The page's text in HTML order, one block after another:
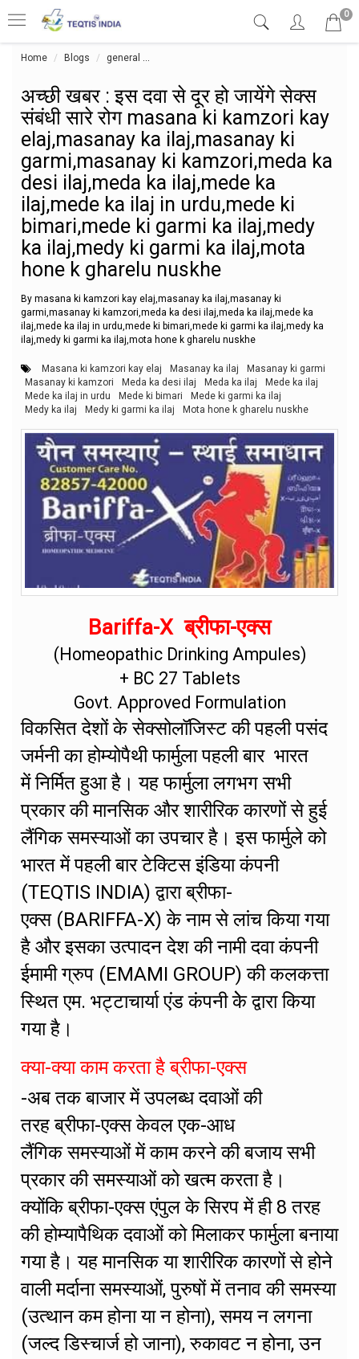
0
Home Blogs general
अच्छी खबर : इस दवा से दूर हो जायेंगे सेक्स
संबंधी सारे रोग masana ki kamzori kay
elaj,masanay ka ilaj,masanay ki
garmi,masanay ki kamzori,meda ka
desi ilaj,meda ka ilaj,mede ka
ilaj,mede ka ilaj in urdu,mede ki
bimari,mede ki garmi ka ilaj,medy
ka ilaj,medy ki garmi ka ilaj,mota
hone k gharelu nuskhe
By masana ki kamzori kay elaj,masanay ka ilaj,masanay ki
garmi,masanay ki kamzori,meda ka desi ilaj,meda ka ilaj,mede ka
ilaj,mede ka ilaj in urdu,mede ki bimari,mede ki garmi ka ilaj,medy ka
ilaj,medy ki garmi ka ilaj,mota hone k gharelu nuskhe
Masana ki kamzori kay elaj Masanay ka ilaj
Masanay ki garmi
Masanay ki kamzori
Meda ka desi ilaj Meda ka ilaj
Mede ka ilaj
Mede ka ilaj in urdu
Mede ki bimari
Mede ki garmi ka ilaj
Medy ka ilaj
Medy ki garmi ka ilaj Mota hone k gharelu nuskhe
Bariffa-X ब्रीफा-एक्स
(Homeopathic Drinking Ampules)
+ BC 27 Tablets
Govt. Approved Formulation
विकसित देशों के सेक्सोलॉजिस्ट की पहली पसंद
जर्मनी का होम्योपैथी फार्मुला पहली बार भारत
में निर्मित हुआ है। यह फार्मुला लगभग सभी
प्रकार की मानसिक और शारीरिक कारणों से हुई
लैंगिक समस्याओं का उपचार है। इस फार्मुले को
भारत में पहली बार टेक्टिस इंडिया कंपनी
(TEQTIS INDIA) द्वारा ब्रीफा-
एक्स (BARIFFA-X) के नाम से लांच किया गया
है और इसका उत्पादन देश की नामी दवा कंपनी
ईमामी ग्रुप (EMAMI GROUP) की कलकत्ता
स्थित एम. भट्टाचार्या एंड कंपनी केे द्वारा किया
गया है।
क्या-क्या काम करता है ब्रीफा-एक्स
-अब तक बाजार में उपलब्ध दवाओं की
तरह ब्रीफा-एक्स केवल एक-आध
लैंगिक समस्याओं में काम करने की बजाय सभी
प्रकार की समस्याओं को खत्म करता है।
क्योंकि ब्रीफा-एक्स एंपुल के सिरप में ही 8 तरह
की होम्यापैथिक दवाओं को मिलाकर फार्मुला बनाया
गया है। यह मानसिक या शारीरिक कारणों से होने
वाली मर्दाना समस्याओं, पुरुषों में तनाव की समस्या
(उत्थान कम होना या न होना), समय न लगना
(जल्द डिस्चार्ज हो जाना), रुकावट न होना, उन